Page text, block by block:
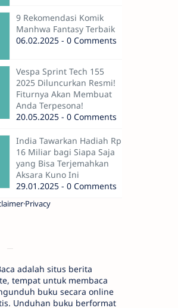
9 Rekomendasi Komik
Manhwa Fantasy Terbaik
06.02.2025 - 0 Comments
Vespa Sprint Tech 155
2025 Diluncurkan Resmi!
Fiturnya Akan Membuat
Anda Terpesona!
20.05.2025 - 0 Comments
India Tawarkan Hadiah Rp
16 Miliar bagi Siapa Saja
yang Bisa Terjemahkan
Aksara Kuno Ini
29.01.2025 - 0 Comments
Privacy
adalah situs berita
tempat untuk membaca
buku secara online
Unduhan buku berformat